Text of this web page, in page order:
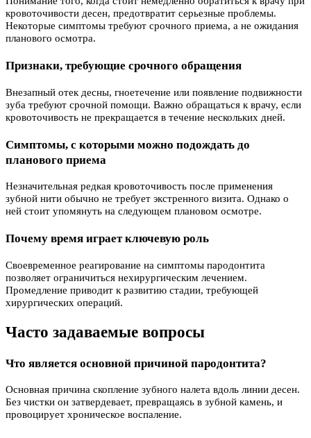
кровоточивости десен, предотвратит серьезные проблемы.
Некоторые симптомы требуют срочного приема, а не ожидания
планового осмотра.
Признаки, требующие срочного обращения
Внезапный отек десны, гноетечение или появление подвижности
зуба требуют срочной помощи. Важно обращаться к врачу, если
кровоточивость не прекращается в течение нескольких дней.
Симптомы, с которыми можно подождать до
планового приема
Незначительная редкая кровоточивость после применения
зубной нити обычно не требует экстренного визита. Однако о
ней стоит упомянуть на следующем плановом осмотре.
Почему время играет ключевую роль
Своевременное реагирование на симптомы пародонтита
позволяет ограничиться нехирургическим лечением.
Промедление приводит к развитию стадии, требующей
хирургических операций.
Часто задаваемые вопросы
Что является основной причиной пародонтита?
Основная причина скопление зубного налета вдоль линии десен.
Без чистки он затвердевает, превращаясь в зубной камень, и
провоцирует хроническое воспаление.